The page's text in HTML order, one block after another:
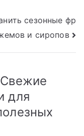
сезонные фр
и сиропов
Свежие
для